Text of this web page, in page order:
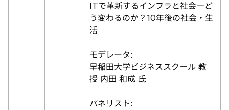
ITで革新するインフラと社会―ど
う変わるのか？10年後の社会・生
活
モデレータ:
早稲田大学ビジネススクール 教
授 内田 和成 氏
パネリスト: